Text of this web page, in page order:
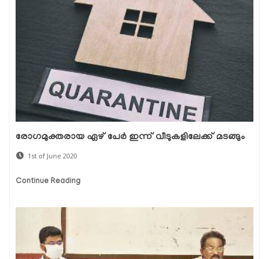
രോഗമുക്തരായ ഏഴ് പേര്‍ ഇന്ന് വീടുകളിലേക്ക് മടങ്ങും
1st of June 2020
Continue Reading